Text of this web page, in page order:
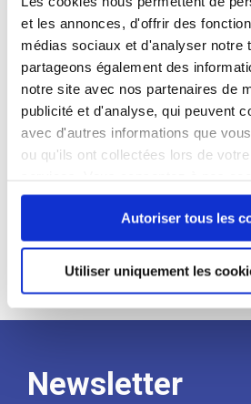
et les annonces, d'offrir des
médias sociaux et d'analyser notre
partageons également des
notre site avec nos partenaires de
publicité et d'analyse, qui peuvent
avec d'autres informations que
ou qu'ils ont collectées lors de
continuez à utiliser notre site Web.
Autoriser tous les
Utiliser uniquement les
Qualifications et diplômes :
Profil recherché :
de
Newsletter